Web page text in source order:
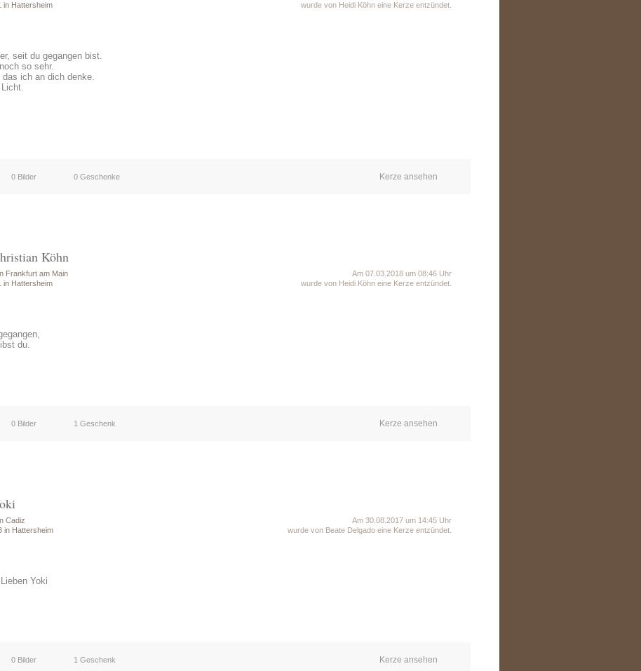
in Hattersheim
wurde von Heidi Köhn eine Kerze entzündet.
seit du gegangen bist.
so sehr.
ich an dich denke.
0 Bilder 0 Geschenke Kerze ansehen
Köhn
Frankfurt am Main
in Hattersheim
Am 07.03.2018 um 08:46 Uhr
wurde von Heidi Köhn eine Kerze entzündet.
du.
0 Bilder 1 Geschenk Kerze ansehen
Cadiz
in Hattersheim
Am 30.08.2017 um 14:45 Uhr
wurde von Beate Delgado eine Kerze entzündet.
Yoki
0 Bilder 1 Geschenk Kerze ansehen